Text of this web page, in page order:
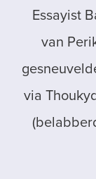
Essayist
van
via